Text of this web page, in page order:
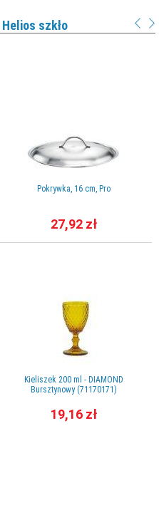
Helios szkło
Pokrywka, 16 cm, Pro
27,92 zł
Kieliszek 200 ml - DIAMOND
Bursztynowy (71170171)
19,16 zł